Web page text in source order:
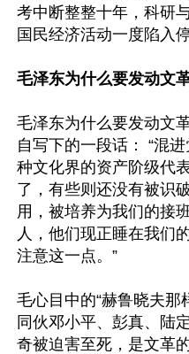
考中断整整十年，科研
国民经济活动一度陷入
毛泽东为什么要发动文
毛泽东为什么要发动文
自写下的一段话： “混
种文化界的资产阶级代
了，有些则还没有被识
用，被培养为我们的接
人，他们现正睡在我们
注意这一点。”
毛心目中的“赫鲁晓夫那
同伙邓小平、彭真、陆
奇被迫害至死，是文革